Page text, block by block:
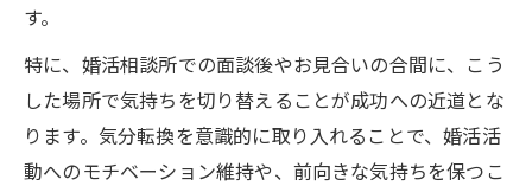
す。
特に、婚活相談所での面談後やお見合いの合間に、こう
した場所で気持ちを切り替えることが成功への近道とな
ります。気分転換を意識的に取り入れることで、婚活活
動へのモチベーション維持や、前向きな気持ちを保つこ